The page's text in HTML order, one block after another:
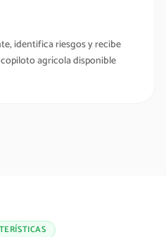
identifica riesgos y recibe
agrícola disponible